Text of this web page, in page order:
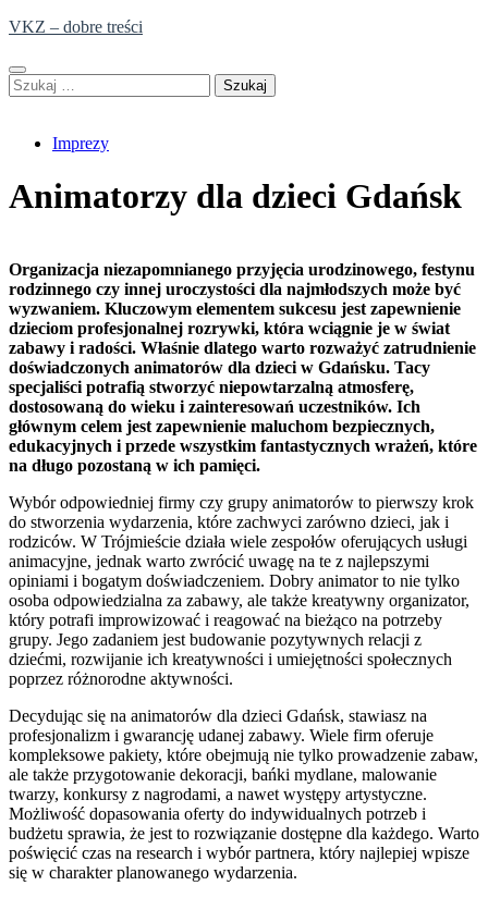
Skip
content
VKZ – dobre treści
Szukaj:
Imprezy
Animatorzy dla dzieci Gdańsk
Organizacja niezapomnianego przyjęcia urodzinowego, festynu
rodzinnego czy innej uroczystości dla najmłodszych może być
wyzwaniem. Kluczowym elementem sukcesu jest zapewnienie
dzieciom profesjonalnej rozrywki, która wciągnie je w świat
zabawy i radości. Właśnie dlatego warto rozważyć zatrudnienie
doświadczonych animatorów dla dzieci w Gdańsku. Tacy
specjaliści potrafią stworzyć niepowtarzalną atmosferę,
dostosowaną do wieku i zainteresowań uczestników. Ich
głównym celem jest zapewnienie maluchom bezpiecznych,
edukacyjnych i przede wszystkim fantastycznych wrażeń, które
na długo pozostaną w ich pamięci.
Wybór odpowiedniej firmy czy grupy animatorów to pierwszy krok
do stworzenia wydarzenia, które zachwyci zarówno dzieci, jak i
rodziców. W Trójmieście działa wiele zespołów oferujących usługi
animacyjne, jednak warto zwrócić uwagę na te z najlepszymi
opiniami i bogatym doświadczeniem. Dobry animator to nie tylko
osoba odpowiedzialna za zabawy, ale także kreatywny organizator,
który potrafi improwizować i reagować na bieżąco na potrzeby
grupy. Jego zadaniem jest budowanie pozytywnych relacji z
dziećmi, rozwijanie ich kreatywności i umiejętności społecznych
poprzez różnorodne aktywności.
Decydując się na animatorów dla dzieci Gdańsk, stawiasz na
profesjonalizm i gwarancję udanej zabawy. Wiele firm oferuje
kompleksowe pakiety, które obejmują nie tylko prowadzenie zabaw,
ale także przygotowanie dekoracji, bańki mydlane, malowanie
twarzy, konkursy z nagrodami, a nawet występy artystyczne.
Możliwość dopasowania oferty do indywidualnych potrzeb i
budżetu sprawia, że jest to rozwiązanie dostępne dla każdego. Warto
poświęcić czas na research i wybór partnera, który najlepiej wpisze
się w charakter planowanego wydarzenia.